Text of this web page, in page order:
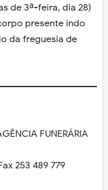
de 3ª-feira, dia 28)
presente indo
da freguesia de
FUNERÁRIA
253 489 779